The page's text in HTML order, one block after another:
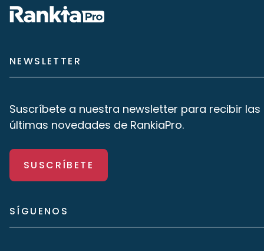
NEWSLETTER
Suscríbete a nuestra newsletter para recibir las
últimas novedades de RankiaPro.
SUSCRÍBETE
SÍGUENOS